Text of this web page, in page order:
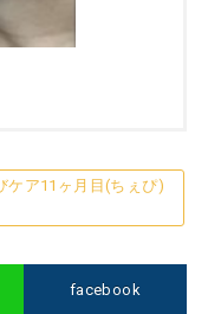
ケア11ヶ月目(ちぇぴ)
facebook